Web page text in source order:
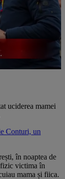
uciderea mamei
Conturi, un
în noaptea de
fizic victima în
mama și fiica.